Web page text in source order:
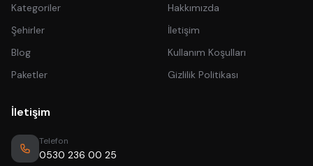
Kategoriler
Şehirler
Blog
Paketler
Hakkımızda
İletişim
Kullanım Koşulları
Gizlilik Politikası
İletişim
Telefon
0530 236 00 25